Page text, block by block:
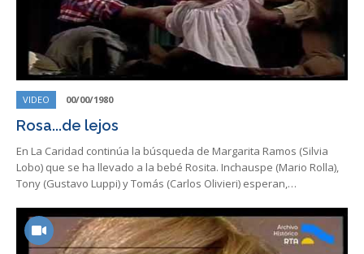
VIDEO 00/00/1980
Rosa...de lejos
En La Caridad continúa la búsqueda de Margarita Ramos (Silvia
Lobo) que se ha llevado a la bebé Rosita. Inchauspe (Mario Rolla),
Tony (Gustavo Luppi) y Tomás (Carlos Olivieri) esperan,…